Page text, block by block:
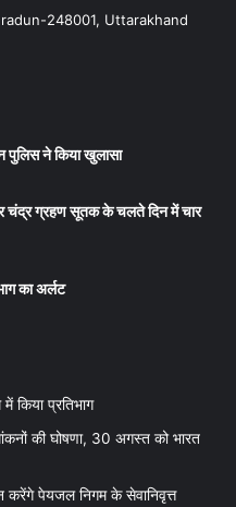
248001, Uttarakhand
पुलिस ने किया खुलासा
चंद्र ग्रहण सूतक के चलते दिन में चार
का अर्लट
किया प्रतिभाग
की घोषणा, 30 अगस्त को भारत
पेयजल निगम के सेवानिवृत्त